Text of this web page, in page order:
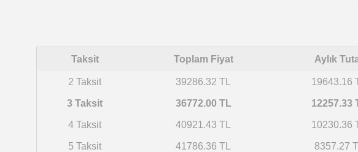
Taksit Toplam Fiyat Aylık
2 Taksit 39286.32 TL 19643.16
3 Taksit 36772.00 TL 12257.33
4 Taksit 40921.43 TL 10230.36
5 Taksit 41786.36 TL 8357.27 TL